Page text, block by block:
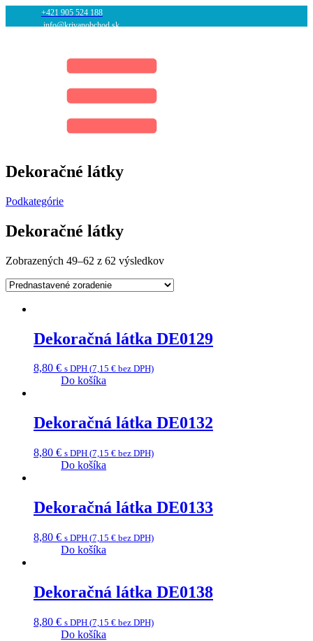
+421 905 524 188
info@krivanobchod.sk
Dekoračné látky
Podkategórie
Dekoračné látky
Zobrazených 49–62 z 62 výsledkov
Dekoračná látka DE0129
8,80 € s DPH (7,15 € bez DPH)
Do košíka
Dekoračná látka DE0132
8,80 € s DPH (7,15 € bez DPH)
Do košíka
Dekoračná látka DE0133
8,80 € s DPH (7,15 € bez DPH)
Do košíka
Dekoračná látka DE0138
8,80 € s DPH (7,15 € bez DPH)
Do košíka